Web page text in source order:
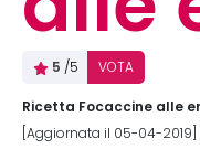
5 /5 VOTA
Ricetta Focaccine alle
[Aggiornata il 05-04-2019]